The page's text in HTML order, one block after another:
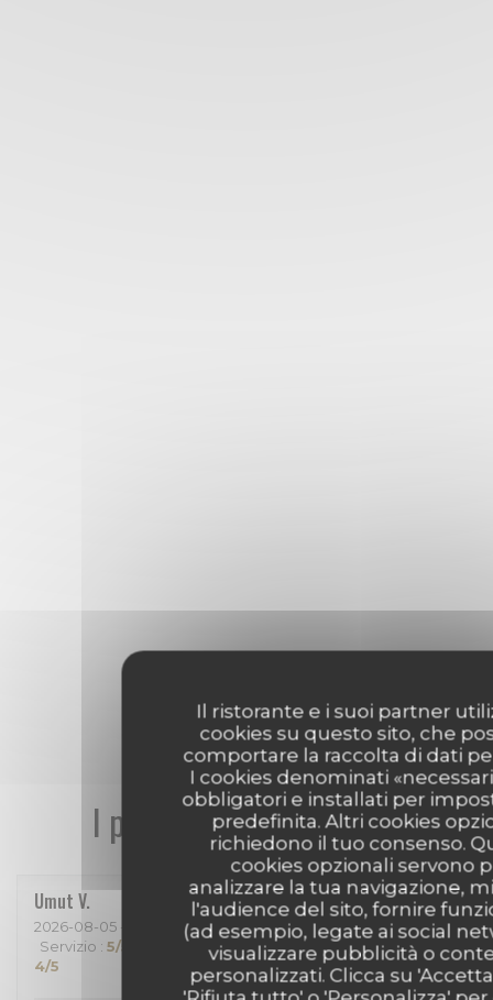
Il ristorante e i suoi partner
cookies su questo sito, che
comportare la raccolta di dati
I cookies denominati
obbligatori e installati per
predefinita. Altri cookies
richiedono il tuo consenso.
cookies opzionali servono
analizzare la tua navigazione,
l'audience del sito, fornire
(ad esempio, legate ai social
visualizzare pubblicità o
personalizzati. Clicca su
I pareri dei nostri clienti
Umut V
2026-08-05 - 19:30 - Ospiti 2
Servizio : 5/5 Atmosfera: 5/5 Cucina : 5 /5 Qualità / Prezzo :
4/5